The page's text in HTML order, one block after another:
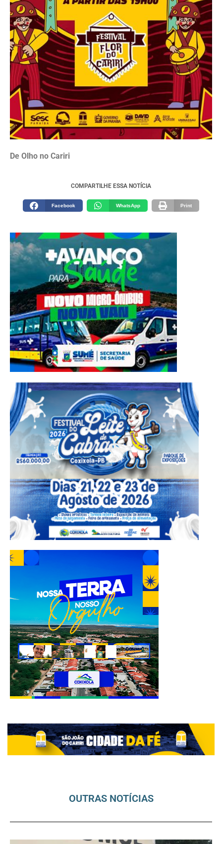
De Olho no Cariri
COMPARTILHE ESSA NOTÍCIA
Facebook WhatsApp Print
OUTRAS NOTÍCIAS